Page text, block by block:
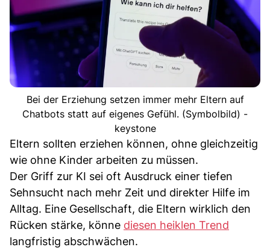
Bei der Erziehung setzen immer mehr Eltern auf
Chatbots statt auf eigenes Gefühl. (Symbolbild) -
keystone
Eltern sollten erziehen können, ohne gleichzeitig
wie ohne Kinder arbeiten zu müssen.
Der Griff zur KI sei oft Ausdruck einer tiefen
Sehnsucht nach mehr Zeit und direkter Hilfe im
Alltag. Eine Gesellschaft, die Eltern wirklich den
Rücken stärke, könne diesen heiklen Trend
langfristig abschwächen.